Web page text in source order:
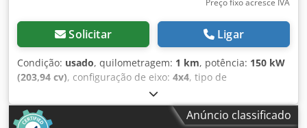
Preço fixo acresce IVA
Solicitar Ligar
Condição: usado, quilometragem: 1 km, potência: 150 kW
(203,94 cv), configuração de eixo: 4x4, tipo de
, Ano de fabrico:
vazio: 19.200 kg Carga útil: 1.730 kg Peso bruto total:
20.930 kg Entre em contato com Emal Jaweed para mais
Anúncio classificado